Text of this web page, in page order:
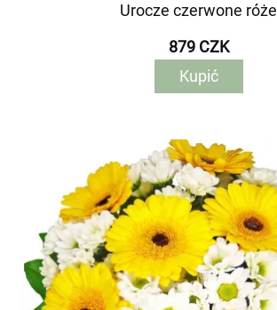
Urocze czerwone róże
879 CZK
Kupić